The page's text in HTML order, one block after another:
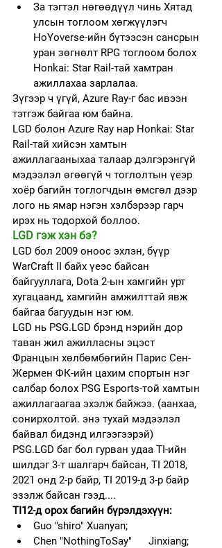
За тэгтэл нөгөөдүүл чинь Хятад
улсын тоглоом хөгжүүлэгч
HoYoverse-ийн бүтээсэн сансрын
уран зөгнөлт RPG тоглоом болох
Honkai: Star Rail-тай хамтран
ажиллахаа зарлалаа.
Зүгээр ч үгүй, Azure Ray-г бас ивээн
тэтгэж байгаа юм байна.
LGD болон Azure Ray нар Honkai: Star
Rail-тай хийсэн хамтын
ажиллагааныхаа талаар дэлгэрэнгүй
мэдээлэл өгөөгүй ч тоглолтын үеэр
хоёр багийн тоглогчдын өмсгөл дээр
лого нь ямар нэгэн хэлбэрээр гарч
ирэх нь тодорхой боллоо.
LGD гэж хэн бэ?
LGD бол 2009 оноос эхлэн, бүүр
WarCraft II байх үеэс байсан
байгууллага, Dota 2-ын хамгийн урт
хугацаанд, хамгийн амжилттай явж
байгаа багуудын нэг юм.
LGD нь PSG.LGD брэнд нэрийн дор
таван жил ажилласны эцэст
Францын хөлбөмбөгийн Парис Сен-
Жермен ФК-ийн цахим спортын нэг
салбар болох PSG Esports-той хамтын
ажиллагаагаа эхэлж байжээ. (аанхаа,
сонирхолтой. энэ тухай мэдээлэл
байвал бидэнд илгээгээрэй)
PSG.LGD баг бол гурван удаа TI-ийн
шилдэг 3-т шалгарч байсан, TI 2018,
2021 онд 2-р байр, TI 2019-д 3-р байр
эзэлж байсан гээд....
TI12-д орох багийн бүрэлдэхүүн:
Guo "shiro" Xuanyan;
Chen "NothingToSay"      Jinxiang;